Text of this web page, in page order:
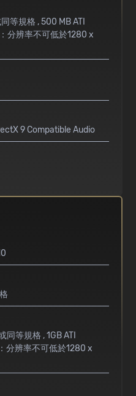
等規格 , 500 MB ATI
分辨率不可低於1280 x
9 Compatible Audio
同等規格 , 1GB ATI
分辨率不可低於1280 x